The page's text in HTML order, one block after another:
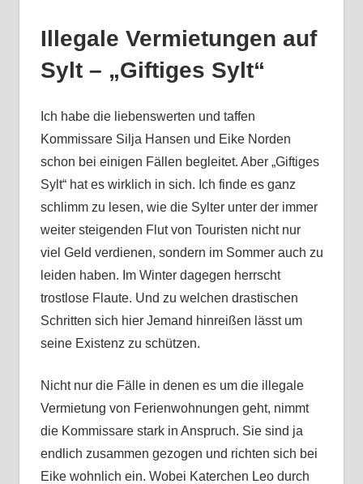
Illegale Vermietungen auf
Sylt – „Giftiges Sylt“
Ich habe die liebenswerten und taffen
Kommissare Silja Hansen und Eike Norden
schon bei einigen Fällen begleitet. Aber „Giftiges
Sylt“ hat es wirklich in sich. Ich finde es ganz
schlimm zu lesen, wie die Sylter unter der immer
weiter steigenden Flut von Touristen nicht nur
viel Geld verdienen, sondern im Sommer auch zu
leiden haben. Im Winter dagegen herrscht
trostlose Flaute. Und zu welchen drastischen
Schritten sich hier Jemand hinreißen lässt um
seine Existenz zu schützen.
Nicht nur die Fälle in denen es um die illegale
Vermietung von Ferienwohnungen geht, nimmt
die Kommissare stark in Anspruch. Sie sind ja
endlich zusammen gezogen und richten sich bei
Eike wohnlich ein. Wobei Katerchen Leo durch